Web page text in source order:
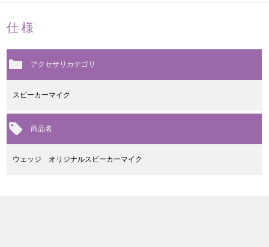
仕様
アクセサリカテゴリ
スピーカーマイク
商品名
ウェッジ オリジナルスピーカーマイク